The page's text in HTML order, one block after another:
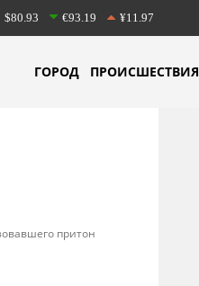
$80.93 €93.19 ¥11.97
ГОРОД ПРОИСШЕСТВИЯ
притон